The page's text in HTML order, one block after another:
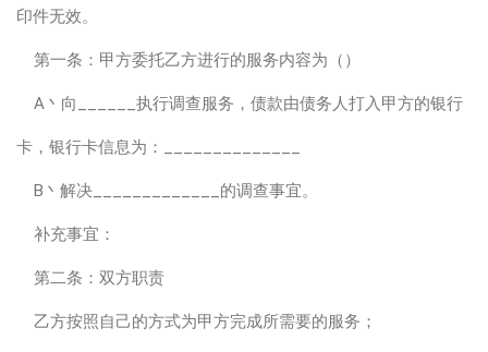
印件无效。
第一条：甲方委托乙方进行的服务内容为（）
A丶向______执行调查服务，债款由债务人打入甲方的银行
卡，银行卡信息为：______________
B丶解决_____________的调查事宜。
补充事宜：
第二条：双方职责
乙方按照自己的方式为甲方完成所需要的服务；